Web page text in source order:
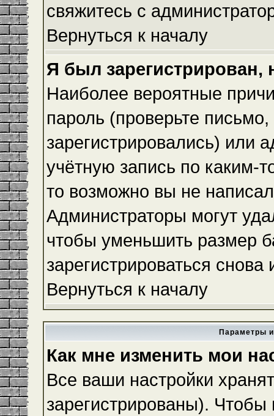
свяжитесь с
Вернуться к началу
Я был зарегистрирован,
Наиболее вероятные
пароль (проверьте
зарегистрировались) или
учётную запись по каким-
то возможно вы не
Администраторы могут
чтобы уменьшить размер
зарегистрироваться
Вернуться к началу
Параметры
Как мне изменить мои
Все ваши настройки
зарегистрированы). Чтобы